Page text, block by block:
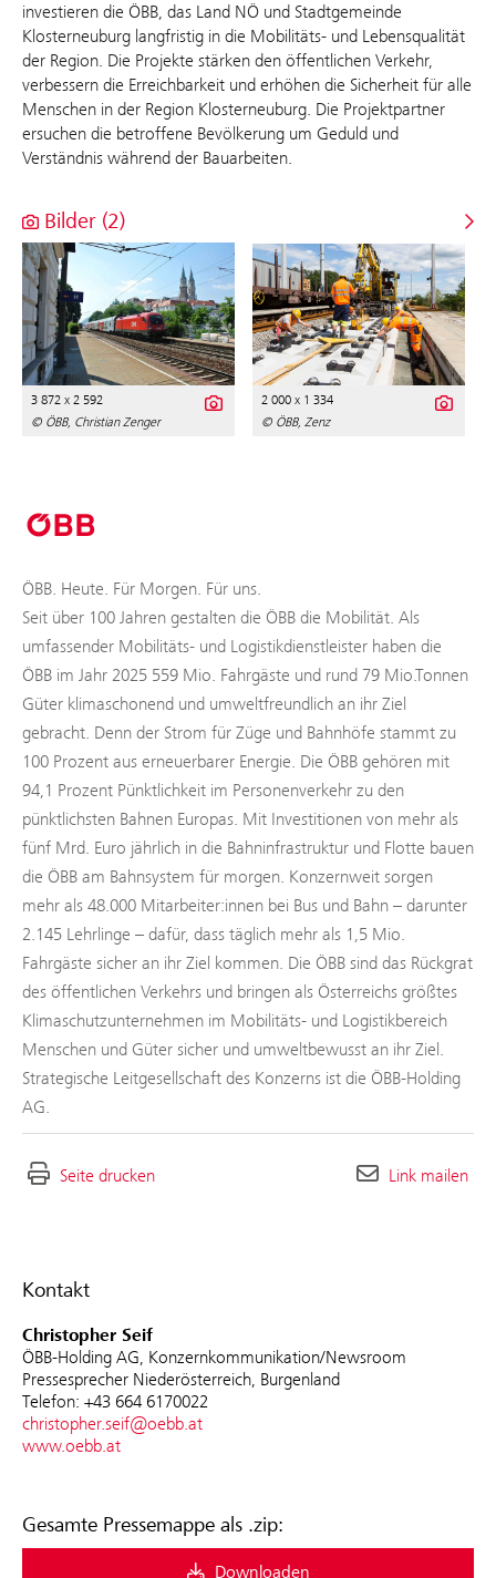
Kontakt
Christopher Seif
ÖBB-Holding AG, Konzernkommunikation/Newsroom
Pressesprecher Niederösterreich, Burgenland
Telefon: +43 664 6170022
christopher.seif@oebb.at
www.oebb.at
Gesamte Pressemappe als .zip:
Downloaden
investieren die ÖBB, das Land NÖ und Stadtgemeinde
Klosterneuburg langfristig in die Mobilitäts- und Lebensqualität
der Region. Die Projekte stärken den öffentlichen Verkehr,
verbessern die Erreichbarkeit und erhöhen die Sicherheit für alle
Menschen in der Region Klosterneuburg. Die Projektpartner
ersuchen die betroffene Bevölkerung um Geduld und
Verständnis während der Bauarbeiten.
Bilder (2)
3 872 x 2 592
© ÖBB, Christian Zenger
2 000 x 1 334
© ÖBB, Zenz
ÖBB. Heute. Für Morgen. Für uns.
Seit über 100 Jahren gestalten die ÖBB die Mobilität. Als
umfassender Mobilitäts- und Logistikdienstleister haben die
ÖBB im Jahr 2025 559 Mio. Fahrgäste und rund 79 Mio.Tonnen
Güter klimaschonend und umweltfreundlich an ihr Ziel
gebracht. Denn der Strom für Züge und Bahnhöfe stammt zu
100 Prozent aus erneuerbarer Energie. Die ÖBB gehören mit
94,1 Prozent Pünktlichkeit im Personenverkehr zu den
pünktlichsten Bahnen Europas. Mit Investitionen von mehr als
fünf Mrd. Euro jährlich in die Bahninfrastruktur und Flotte bauen
die ÖBB am Bahnsystem für morgen. Konzernweit sorgen
mehr als 48.000 Mitarbeiter:innen bei Bus und Bahn – darunter
2.145 Lehrlinge – dafür, dass täglich mehr als 1,5 Mio.
Fahrgäste sicher an ihr Ziel kommen. Die ÖBB sind das Rückgrat
des öffentlichen Verkehrs und bringen als Österreichs größtes
Klimaschutzunternehmen im Mobilitäts- und Logistikbereich
Menschen und Güter sicher und umweltbewusst an ihr Ziel.
Strategische Leitgesellschaft des Konzerns ist die ÖBB-Holding
AG.
Seite drucken Link mailen